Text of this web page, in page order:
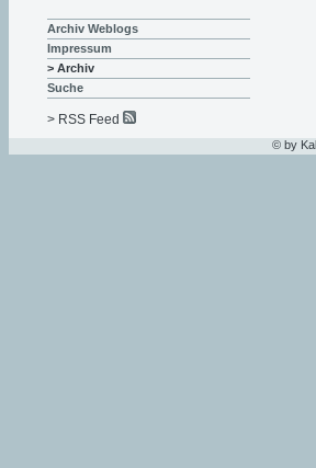
Archiv Weblogs
Impressum
> Archiv
Suche
> RSS Feed
© by